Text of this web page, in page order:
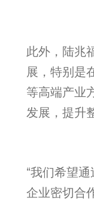
此外，陆兆
展，特别是
等高端产业
发展，提升
“我们希望
企业密切合